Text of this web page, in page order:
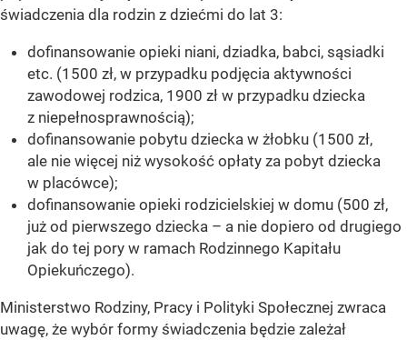
świadczenia dla rodzin z dziećmi do lat 3:
dofinansowanie opieki niani, dziadka, babci, sąsiadki
etc. (1500 zł, w przypadku podjęcia aktywności
zawodowej rodzica, 1900 zł w przypadku dziecka
z niepełnosprawnością);
dofinansowanie pobytu dziecka w żłobku (1500 zł,
ale nie więcej niż wysokość opłaty za pobyt dziecka
w placówce);
dofinansowanie opieki rodzicielskiej w domu (500 zł,
już od pierwszego dziecka – a nie dopiero od drugiego
jak do tej pory w ramach Rodzinnego Kapitału
Opiekuńczego).
Ministerstwo Rodziny, Pracy i Polityki Społecznej zwraca
uwagę, że wybór formy świadczenia będzie zależał